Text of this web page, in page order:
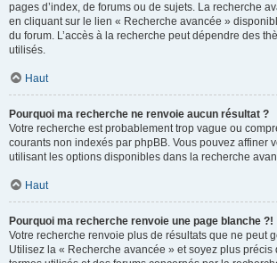
pages d’index, de forums ou de sujets. La recherche
en cliquant sur le lien « Recherche avancée »
du forum. L’accès à la recherche peut dépendre des
utilisés.
Haut
Pourquoi ma recherche ne renvoie aucun résultat ?
Votre recherche est probablement trop vague ou
courants non indexés par phpBB. Vous pouvez affiner
utilisant les options disponibles dans la recherche
Haut
Pourquoi ma recherche renvoie une page blanche ?!
Votre recherche renvoie plus de résultats que ne peut
Utilisez la « Recherche avancée » et soyez plus précis